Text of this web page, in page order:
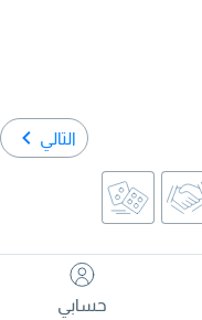
التالي
حسابي